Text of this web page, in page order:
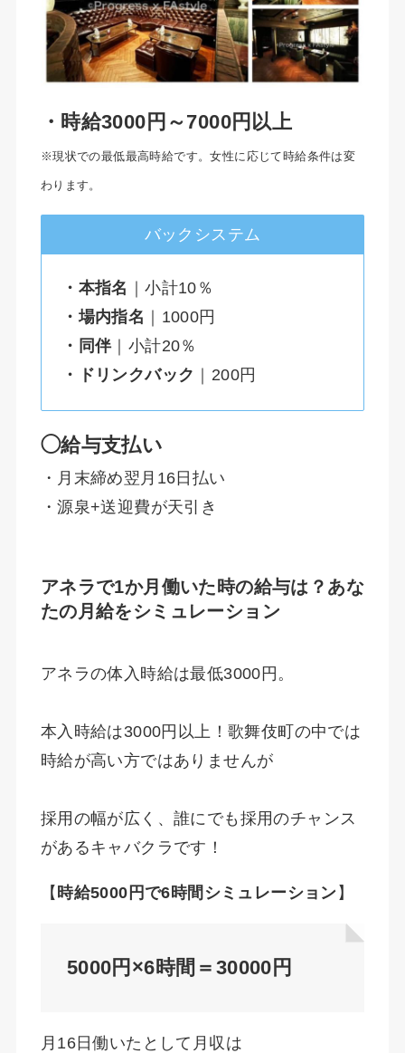
・時給3000円～7000円以上
※現状での最低最高時給です。女性に応じて時給条件は変
わります。
バックシステム
・本指名
｜小計10％
・場内指名
｜1000円
・同伴｜小計20％
・ドリンクバック
｜200円
◯給与支払い
・月末締め翌月16日払い
・源泉+送迎費が天引き
アネラで1か月働いた時の給与は？あな
たの月給をシミュレーション
アネラの体入時給は最低3000円。
本入時給は3000円以上！歌舞伎町の中では
時給が高い方ではありませんが
採用の幅が広く、誰にでも採用のチャンス
があるキャバクラです！
【 時給5000円で6時間シミュレーション 】
5000円×6時間＝30000円
月16日働いたとして月収は